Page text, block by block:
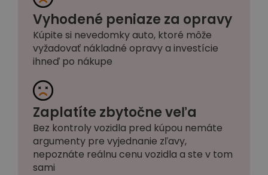
Vyhodené peniaze za opravy
Kúpite si nevedomky auto, ktoré môže
vyžadovať nákladné opravy a investície
ihneď po nákupe
Zaplatíte zbytočne veľa
Bez kontroly vozidla pred kúpou nemáte
argumenty pre vyjednanie zľavy,
nepoznáte reálnu cenu vozidla a ste v tom
sami